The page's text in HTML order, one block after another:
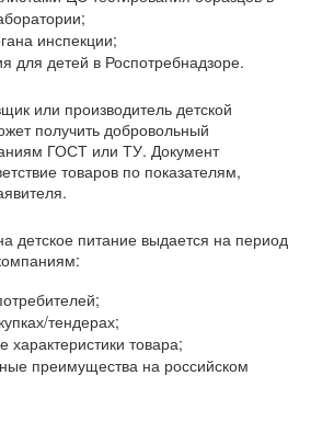
инспекции;
для детей в Роспотребнадзоре.
или производитель детской
получить добровольный
ГОСТ или ТУ. Документ
товаров по показателям,
детское питание выдается на период
тендерах;
характеристики товара;
преимущества на российском